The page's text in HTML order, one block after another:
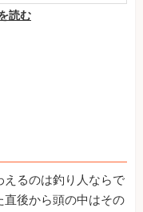
読む
えるのは釣り人ならで
直後から頭の中はその